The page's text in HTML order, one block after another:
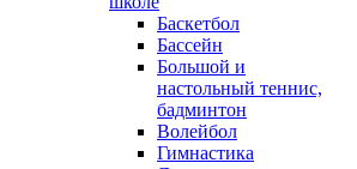
Баскетбол
Бассейн
Большой и
настольный теннис,
бадминтон
Волейбол
Гимнастика